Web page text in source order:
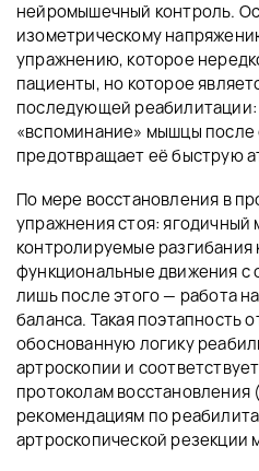
нейромышечный контроль.
изометрическому
упражнению, которое
пациенты, но которое
последующей
«вспоминание» мышцы после
предотвращает её быструю
По мере восстановления в
упражнения стоя: ягодичный
контролируемые разгибания
функциональные движения с
лишь после этого — работа
баланса. Такая поэтапность
обоснованную логику
артроскопии и
протоколам восстановления
рекомендациям по
артроскопической резекции